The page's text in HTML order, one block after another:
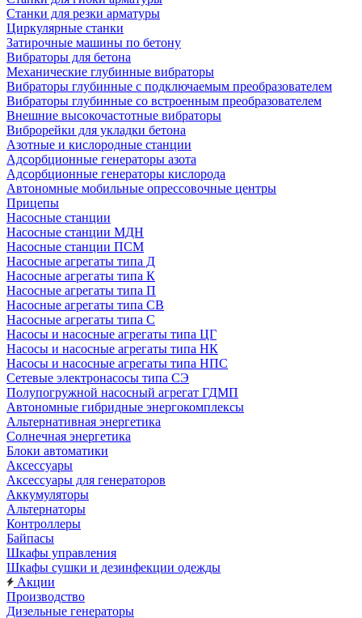
Станки для резки арматуры
Циркулярные станки
Затирочные машины по бетону
Вибраторы для бетона
Механические глубинные вибраторы
Вибраторы глубинные с подключаемым преобразователем
Вибраторы глубинные со встроенным преобразователем
Внешние высокочастотные вибраторы
Виброрейки для укладки бетона
Азотные и кислородные станции
Адсорбционные генераторы азота
Адсорбционные генераторы кислорода
Автономные мобильные опрессовочные центры
Прицепы
Насосные станции
Насосные станции МДН
Насосные станции ПСМ
Насосные агрегаты типа Д
Насосные агрегаты типа К
Насосные агрегаты типа П
Насосные агрегаты типа СВ
Насосные агрегаты типа С
Насосы и насосные агрегаты типа ЦГ
Насосы и насосные агрегаты типа НК
Насосы и насосные агрегаты типа НПС
Сетевые электронасосы типа СЭ
Полупогружной насосный агрегат ГДМП
Автономные гибридные энергокомплексы
Альтернативная энергетика
Солнечная энергетика
Блоки автоматики
Аксессуары
Аксессуары для генераторов
Аккумуляторы
Альтернаторы
Контроллеры
Байпасы
Шкафы управления
Шкафы сушки и дезинфекции одежды
Акции
Производство
Дизельные генераторы